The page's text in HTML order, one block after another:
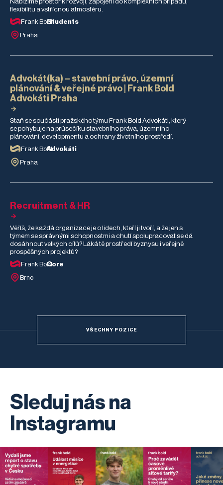
Frank BoldStudents
Praha
flexibilitu a vstřícnou atmosféru.
Advokát(ka) – stavební právo, územní
plánování & veřejné právo | Frank Bold
Advokáti Praha
Frank BoldAdvokáti
Praha
Staň se součástí pražského týmu Frank Bold Advokáti, který
se pohybuje na průsečíku stavebního práva, územního
plánování, developmentu a ochrany životního prostředí.
Recruitment & HR
Frank BoldCore
Brno
Věříš, že každá organizace je o lidech, kteří ji tvoří, a že jen s
týmem se správnými schopnostmi a chutí spolupracovat se dá
dosáhnout velkých cílů? Láká tě prostředí byznysu i veřejně
prospěšných projektů?
VŠECHNY POZICE
Sleduj nás na
Instagramu